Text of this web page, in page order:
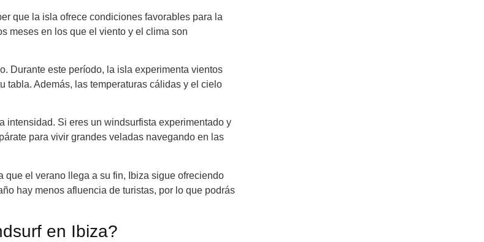
que la isla ofrece condiciones favorables para la
meses en los que el viento y el clima son
Durante este período, la isla experimenta vientos
tabla. Además, las temperaturas cálidas y el cielo
intensidad. Si eres un windsurfista experimentado y
para vivir grandes veladas navegando en las
que el verano llega a su fin, Ibiza sigue ofreciendo
hay menos afluencia de turistas, por lo que podrás
en Ibiza?